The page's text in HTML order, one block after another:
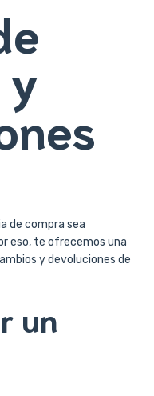
y
de compra sea
eso, te ofrecemos una
y devoluciones de
un